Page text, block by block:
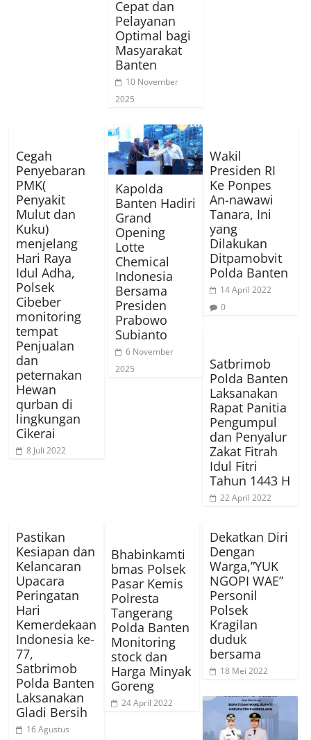
Cepat dan
Pelayanan
Optimal bagi
Masyarakat
Banten
10 November
2025
Cegah
Penyebaran
PMK(
Penyakit
Mulut dan
Kuku)
menjelang
Hari Raya
Idul Adha,
Polsek
Cibeber
monitoring
tempat
Penjualan
dan
peternakan
Hewan
qurban di
lingkungan
Cikerai
8 Juli 2022
Kapolda
Banten Hadiri
Grand
Opening
Lotte
Chemical
Indonesia
Bersama
Presiden
Prabowo
Subianto
6 November
2025
Wakil
Presiden RI
Ke Ponpes
An-nawawi
Tanara, Ini
yang
Dilakukan
Ditpamobvit
Polda Banten
14 April 2022
0
Satbrimob
Polda Banten
Laksanakan
Rapat Panitia
Pengumpul
dan Penyalur
Zakat Fitrah
Idul Fitri
Tahun 1443 H
22 April 2022
Pastikan
Kesiapan dan
Kelancaran
Upacara
Peringatan
Hari
Kemerdekaan
Indonesia ke-
77,
Satbrimob
Polda Banten
Laksanakan
Gladi Bersih
16 Agustus
Bhabinkamti
bmas Polsek
Pasar Kemis
Polresta
Tangerang
Polda Banten
Monitoring
stock dan
Harga Minyak
Goreng
24 April 2022
Dekatkan Diri
Dengan
Warga,”YUK
NGOPI WAE”
Personil
Polsek
Kragilan
duduk
bersama
18 Mei 2022